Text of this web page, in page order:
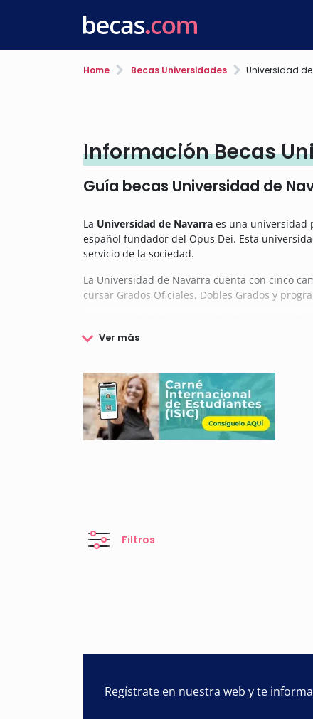
Home Becas Universidades Universidad
Información Becas
Guía becas Universidad de
La Universidad de Navarra es una universidad
español fundador del Opus Dei. Esta
servicio de la sociedad.
La Universidad de Navarra cuenta con cinco
cursar Grados Oficiales, Dobles Grados y
sus estudios universitarios por motivos
Si desea conocer todas las becas y ayudas
Filtros
Regístrate en nuestra web y te